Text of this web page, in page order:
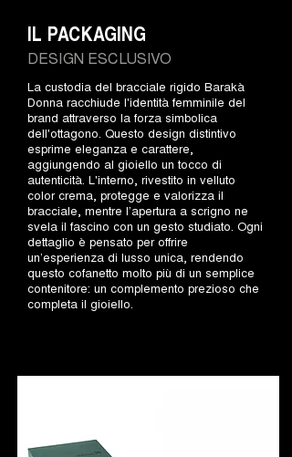
DESIGN ESCLUSIVO
IL PACKAGING
La custodia del bracciale rigido Barakà
Donna racchiude l'identità femminile del
brand attraverso la forza simbolica
dell'ottagono. Questo design distintivo
esprime eleganza e carattere,
aggiungendo al gioiello un tocco di
autenticità. L'interno, rivestito in velluto
color crema, protegge e valorizza il
bracciale, mentre l’apertura a scrigno ne
svela il fascino con un gesto studiato. Ogni
dettaglio è pensato per offrire
un’esperienza di lusso unica, rendendo
questo cofanetto molto più di un semplice
contenitore: un complemento prezioso che
completa il gioiello.